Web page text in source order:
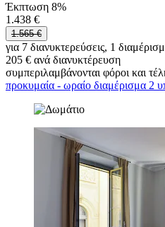
Έκπτωση 8%
1.438 €
1.565 €
για 7 διανυκτερεύσεις, 1
205 € ανά διανυκτέρευση
συμπεριλαμβάνονται φόροι και
προκυμαία - ωραίο διαμέρισμα 2